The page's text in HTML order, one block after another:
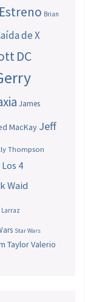
Brian
de X
DC
James
MacKay Jeff
Thompson
Los 4
Waid
Larraz
Star Wars
TaylorValerio